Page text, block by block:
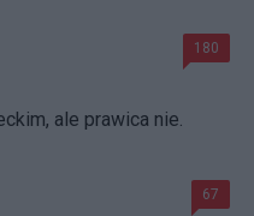
180
ale prawica nie.
67